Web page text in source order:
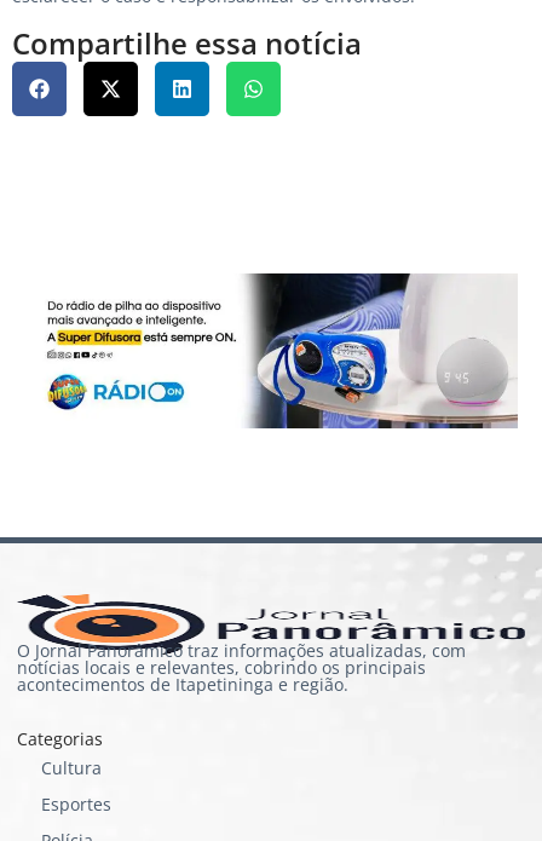
Compartilhe essa notícia
O Jornal Panorâmico traz informações atualizadas, com
notícias locais e relevantes, cobrindo os principais
acontecimentos de Itapetininga e região.
Categorias
Cultura
Esportes